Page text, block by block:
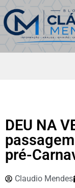
DEU NA
pré-
Claudio Mendes